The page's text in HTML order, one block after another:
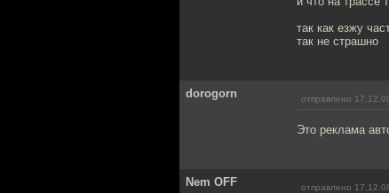
так как езжу
так не страшно
dorogorn отправлено
Это реклама
Nem OFF отправлено